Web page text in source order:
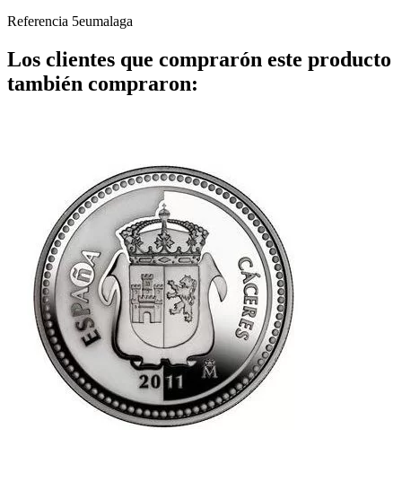
Referencia 5eumalaga
Los clientes que comprarón este producto
también compraron: